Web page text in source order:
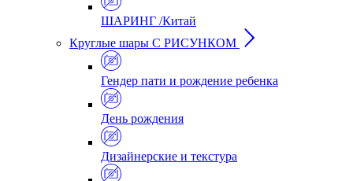
ШАРИНГ /Китай
Круглые шары С РИСУНКОМ
Гендер пати и рождение ребенка
День рождения
Дизайнерские и текстура